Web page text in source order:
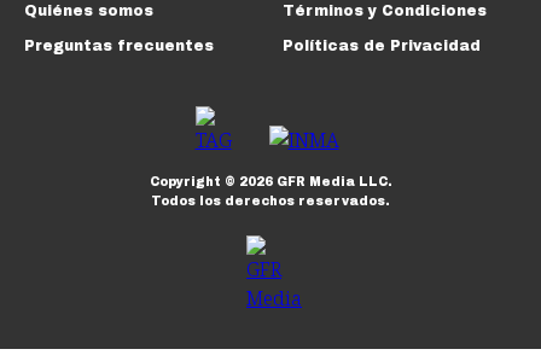
Quiénes somos
Preguntas frecuentes
Términos y Condiciones
Políticas de Privacidad
Copyright © 2026GFR Media LLC.
Todos los derechos reservados.